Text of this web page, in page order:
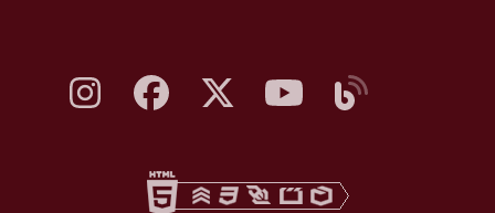
Instagram, abre en nueva pestaña
Facebook, abre en nueva pestaña
X, antes Twitter, abre en nueva pestaña
YouTube, abre en nueva
Blog, abre en nueva